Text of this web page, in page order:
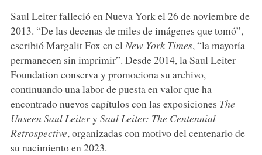
Saul Leiter falleció en Nueva York el 26 de noviembre de
2013. “De las decenas de miles de imágenes que tomó”,
escribió Margalit Fox en el New York Times, “la mayoría
permanecen sin imprimir”. Desde 2014, la Saul Leiter
Foundation conserva y promociona su archivo,
continuando una labor de puesta en valor que ha
encontrado nuevos capítulos con las exposiciones The
Unseen Saul Leitery Saul Leiter: The Centennial
Retrospective, organizadas con motivo del centenario de
su nacimiento en 2023.